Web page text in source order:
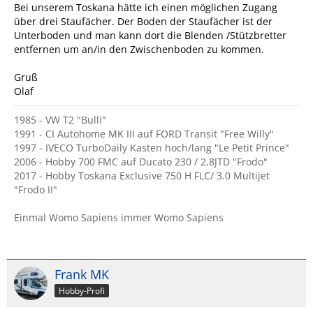
Bei unserem Toskana hätte ich einen möglichen Zugang
über drei Staufächer. Der Boden der Staufächer ist der
Unterboden und man kann dort die Blenden /Stützbretter
entfernen um an/in den Zwischenboden zu kommen.
Gruß
Olaf
1985 - VW T2 "Bulli"
1991 - CI Autohome MK III auf FORD Transit "Free Willy"
1997 - IVECO TurboDaily Kasten hoch/lang "Le Petit Prince"
2006 - Hobby 700 FMC auf Ducato 230 / 2,8JTD "Frodo"
2017 - Hobby Toskana Exclusive 750 H FLC/ 3.0 Multijet
"Frodo II"
Einmal Womo Sapiens immer Womo Sapiens
Frank MK
Hobby-Profi